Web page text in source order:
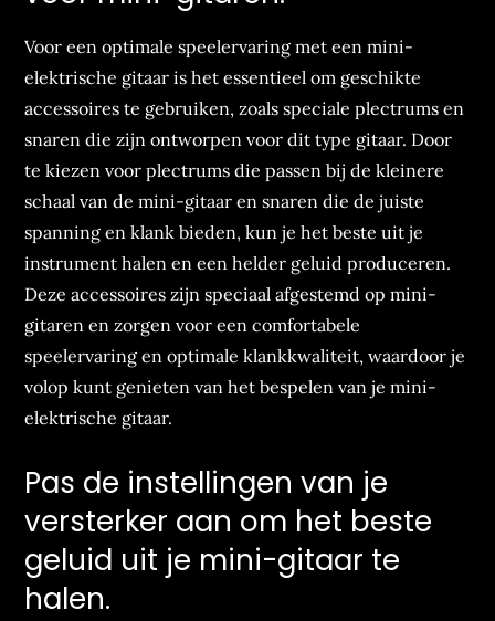
Voor een optimale speelervaring met een mini-
elektrische gitaar is het essentieel om geschikte
accessoires te gebruiken, zoals speciale plectrums en
snaren die zijn ontworpen voor dit type gitaar. Door
te kiezen voor plectrums die passen bij de kleinere
schaal van de mini-gitaar en snaren die de juiste
spanning en klank bieden, kun je het beste uit je
instrument halen en een helder geluid produceren.
Deze accessoires zijn speciaal afgestemd op mini-
gitaren en zorgen voor een comfortabele
speelervaring en optimale klankkwaliteit, waardoor je
volop kunt genieten van het bespelen van je mini-
elektrische gitaar.
Pas de instellingen van je
versterker aan om het beste
geluid uit je mini-gitaar te
halen.